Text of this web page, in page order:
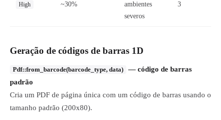
High ~30%
ambientes
severos
3
Geração de códigos de barras 1D
Pdf::from_barcode(barcode_type, data)
— código de barras
padrão
Cria um PDF de página única com um código de barras usando o
tamanho padrão (200x80).